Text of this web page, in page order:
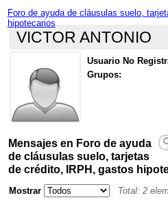
Foro de ayuda de cláusulas suelo,
hipotecarios
VICTOR ANTONIO
Usuario No
Grupos:
Mensajes en Foro de ayuda
de cláusulas suelo, tarjetas
de crédito, IRPH, gastos
Mostrar
Total: 2